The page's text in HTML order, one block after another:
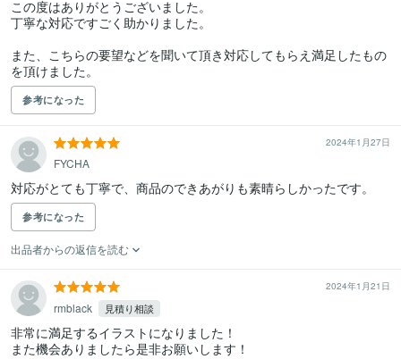
この度はありがとうございました。
丁寧な対応ですごく助かりました。
また、こちらの要望などを聞いて頂き対応してもらえ満足したもの
を頂けました。
参考になった
2024年1月27日
FYCHA
対応がとても丁寧で、商品のできあがりも素晴らしかったです。
参考になった
出品者からの返信を読む
2024年1月21日
rmblack 見積り相談
非常に満足するイラストになりました！
また機会ありましたら是非お願いします！